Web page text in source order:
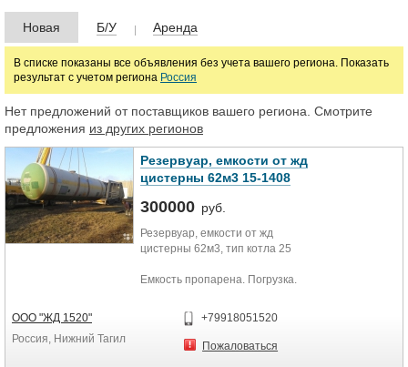
руб.
Марка
Новая Б/У Аренда
В списке показаны все объявления без учета вашего региона. Показать
результат с учетом региона Россия
Нет предложений от поставщиков вашего региона. Смотрите
предложения из других регионов
Резервуар, емкости от жд
цистерны 62м3 15-1408
300000 руб.
Резервуар, емкости от жд
цистерны 62м3, тип котла 25
Емкость пропарена. Погрузка.
Емкость снята с колес
ООО "ЖД 1520"
Россия, Нижний Тагил
+79918051520
Пожаловаться